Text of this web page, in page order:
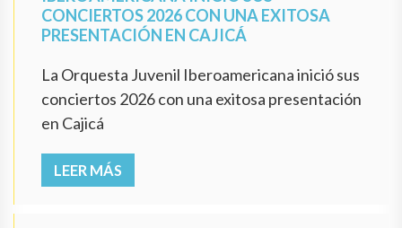
CONCIERTOS 2026 CON UNA EXITOSA
PRESENTACIÓN EN CAJICÁ
La Orquesta Juvenil Iberoamericana inició sus
conciertos 2026 con una exitosa presentación
en Cajicá
LEER MÁS